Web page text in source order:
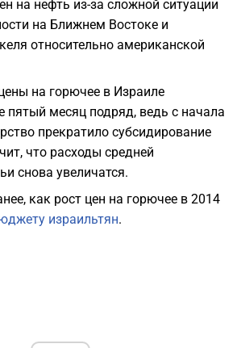
на нефть из-за сложной ситуации
на Ближнем Востоке и
относительно американской
на горючее в Израиле
пятый месяц подряд, ведь с начала
прекратило субсидирование
что расходы средней
снова увеличатся.
как рост цен на горючее в 2014
израильтян.